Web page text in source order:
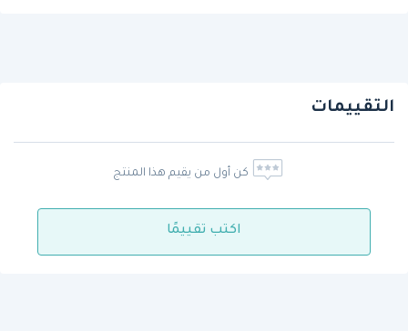
التقييمات
كن أول من يقيم هذا المنتج
اكتب تقييمًا